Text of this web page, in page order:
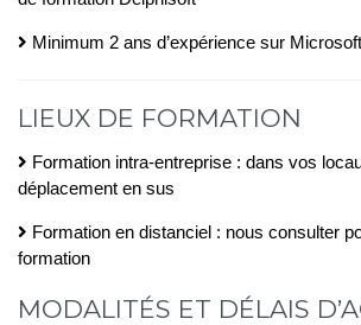
Minimum 2 ans d’expérience sur
LIEUX DE FORMATION
Formation intra-entreprise : dans vos
déplacement en sus
Formation en distanciel : nous consulter
formation
MODALITÉS ET DÉLAIS